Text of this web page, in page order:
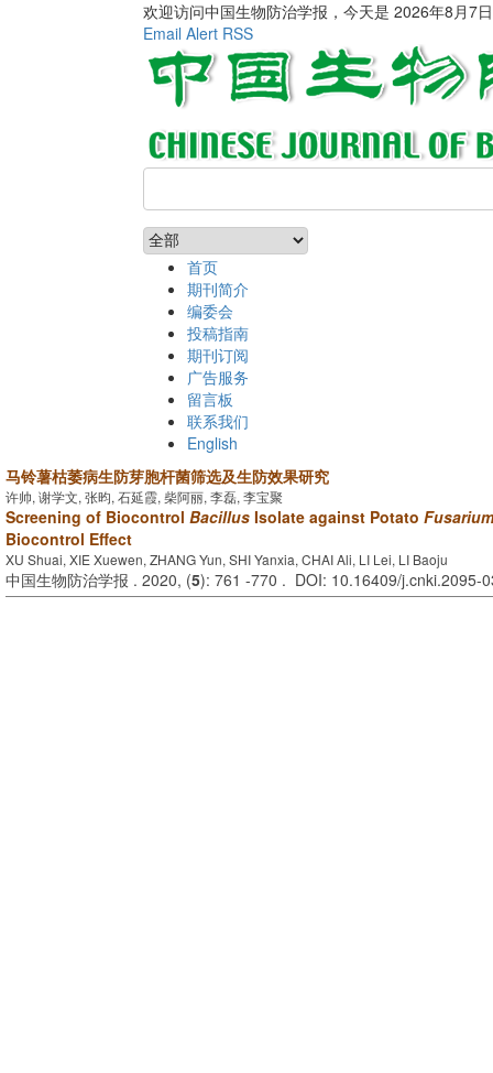
欢迎访问中国生物防治学报，今天是 2026年8月7
Email Alert RSS
首页
期刊简介
编委会
投稿指南
期刊订阅
广告服务
留言板
联系我们
English
马铃薯枯萎病生防芽胞杆菌筛选及生防效果研究
许帅, 谢学文, 张昀, 石延霞, 柴阿丽, 李磊, 李宝聚
Screening of Biocontrol Bacillus Isolate against Potato Fusarium
Biocontrol Effect
XU Shuai, XIE Xuewen, ZHANG Yun, SHI Yanxia, CHAI Ali, LI Lei, LI Baoju
中国生物防治学报 . 2020, (5): 761 -770 . DOI: 10.16409/j.cnki.2095-